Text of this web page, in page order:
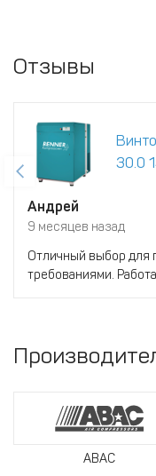
Отзывы
30.0
Андрей
9 месяцев назад
Отличный выбор для
требованиями.
ABAC